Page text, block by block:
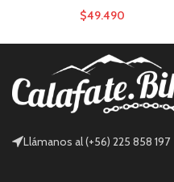
$49.490
Llámanos al (+56) 225 858 197